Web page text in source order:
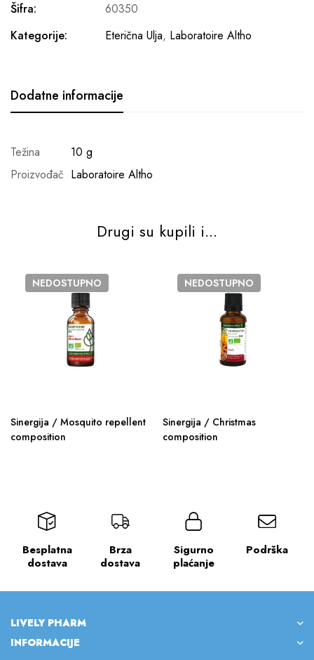
Šifra:
60350
Kategorije:
Eterična Ulja, Laboratoire Altho
Dodatne informacije
Težina
10 g
Proizvođač Laboratoire Altho
Drugi su kupili i...
NEDOSTUPNO
Sinergija / Mosquito repellent
composition
NEDOSTUPNO
Sinergija / Christmas
composition
Besplatna
dostava
Brza
dostava
Sigurno
plaćanje
Podrška
LIVELY PHARM
INFORMACIJE